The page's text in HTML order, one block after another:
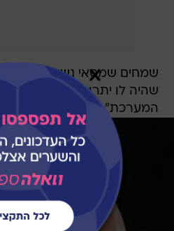
שמחים שמסאי נשאר איתנו,
שהיה לו יתרון על פני
המערכת".